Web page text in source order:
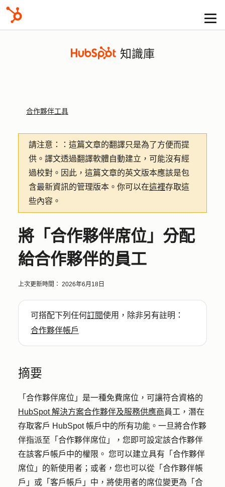
知識庫
合作夥伴工具
請注意：
：這篇文章的翻譯只是為了方便而提
供。譯文透過翻譯軟體自動建立，可能沒有經
過校對。因此，這篇文章的英文版本應該是包
含最新資訊的管理版本。你可以在這裡存取這
些內容。
將「合作夥伴席位」分配
給合作夥伴的員工
上次更新時間： 2026年6月18日
可搭配下列任何訂閱使用，除非另有註明：
合作夥伴帳戶
摘要
「合作夥伴席位」是一種免費席位，可讓符合資格的
HubSpot 解決方案合作夥伴及服務供應商員工，潛在
存取客戶 HubSpot 帳戶中的所有功能。一旦將合作夥
伴指派至「合作夥伴席位」，您即可設定該合作夥伴
在該客戶帳戶中的權限。 您可以建立具有「合作夥伴
席位」的新使用者；或者，您也可以從「合作夥伴帳
戶」或「客戶帳戶」中，將使用者的席位變更為「合